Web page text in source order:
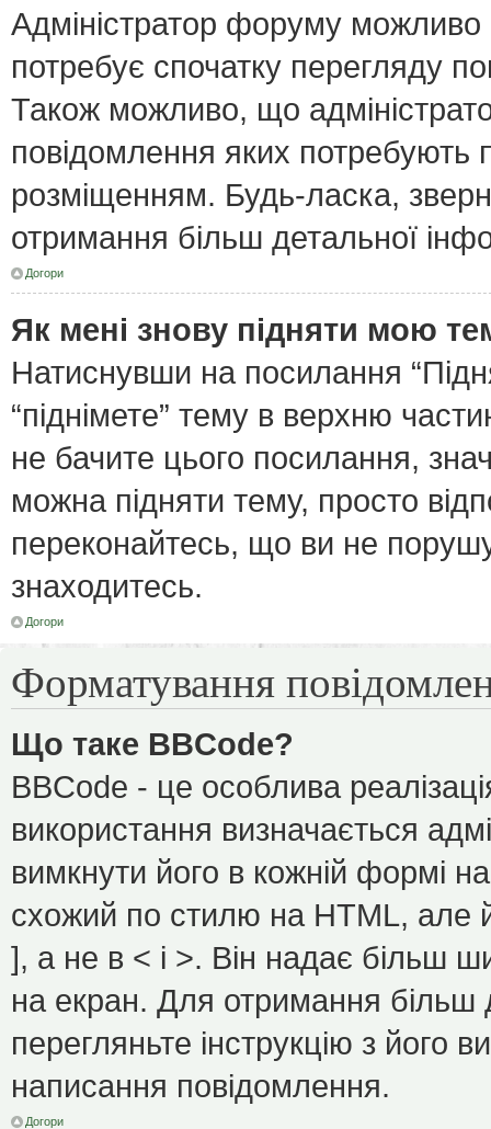
Адміністратор форуму
потребує спочатку перегляду
Також можливо, що
повідомлення яких потребують
розміщенням. Будь-ласка,
отримання більш детальної
Догори
Як мені знову підняти мою
Натиснувши на посилання
“піднімете” тему в верхню
не бачите цього посилання,
можна підняти тему, просто
переконайтесь, що ви не
знаходитесь.
Догори
Форматування
Що таке BBCode?
BBCode - це особлива
використання визначається
вимкнути його в кожній формі
схожий по стилю на HTML, але
], а не в < і >. Він надає більш
на екран. Для отримання більш
перегляньте інструкцію з його
написання повідомлення.
Догори